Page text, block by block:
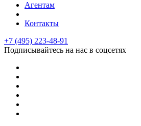
Агентам
Контакты
+7 (495) 223-48-91
Подписывайтесь на нас в соцсетях